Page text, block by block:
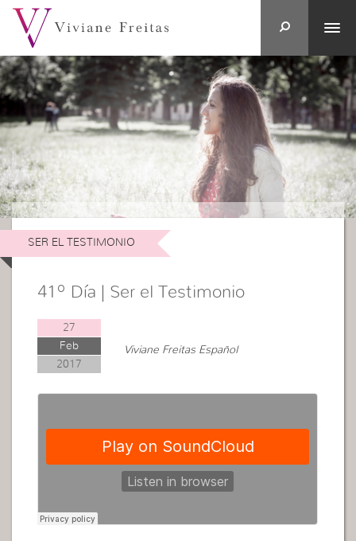
SER EL TESTIMONIO
41º Día | Ser el Testimonio
27
Feb
2017
Viviane Freitas Español